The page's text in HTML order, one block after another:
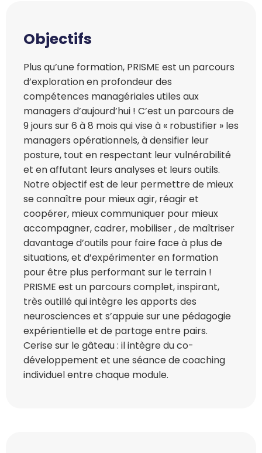
Objectifs
Plus qu’une formation, PRISME est un parcours
d’exploration en profondeur des
compétences managériales utiles aux
managers d’aujourd’hui ! C’est un parcours de
9 jours sur 6 à 8 mois qui vise à « robustifier » les
managers opérationnels, à densifier leur
posture, tout en respectant leur vulnérabilité
et en affutant leurs analyses et leurs outils.
Notre objectif est de leur permettre de mieux
se connaître pour mieux agir, réagir et
coopérer, mieux communiquer pour mieux
accompagner, cadrer, mobiliser , de maîtriser
davantage d’outils pour faire face à plus de
situations, et d’expérimenter en formation
pour être plus performant sur le terrain !
PRISME est un parcours complet, inspirant,
très outillé qui intègre les apports des
neurosciences et s’appuie sur une pédagogie
expérientielle et de partage entre pairs.
Cerise sur le gâteau : il intègre du co-
développement et une séance de coaching
individuel entre chaque module.